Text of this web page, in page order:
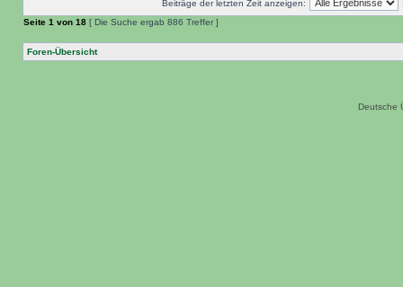
Beiträge der letzten Zeit anzeigen:
Seite 1 von 18 [ Die Suche ergab 886 Treffer ]
Foren-Übersicht
Deutsche